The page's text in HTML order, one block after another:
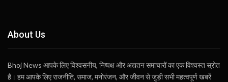
About Us
Bhoj News आपके लिए विश्वसनीय, निष्पक्ष और अद्यतन समाचारों का एक विश्वस्त स्रोत
है। हम आपके लिए राजनीति, समाज, मनोरंजन, और जीवन से जुड़ी सभी महत्वपूर्ण खबरें